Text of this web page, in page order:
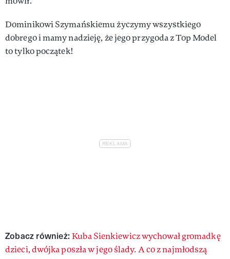
Dominikowi Szymańskiemu życzymy wszystkiego
dobrego i mamy nadzieję, że jego przygoda z Top Model
to tylko początek!
Zobacz również:Kuba Sienkiewicz wychował gromadkę
dzieci, dwójka poszła w jego ślady. A co z najmłodszą